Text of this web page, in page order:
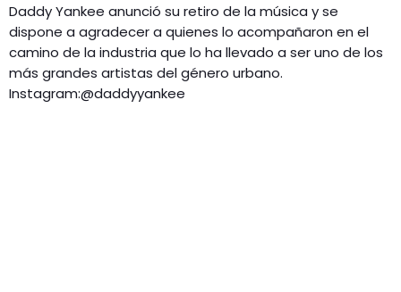
Daddy Yankee anunció su retiro de la música y se
dispone a agradecer a quienes lo acompañaron en el
camino de la industria que lo ha llevado a ser uno de los
más grandes artistas del género urbano.
Instagram:@daddyyankee